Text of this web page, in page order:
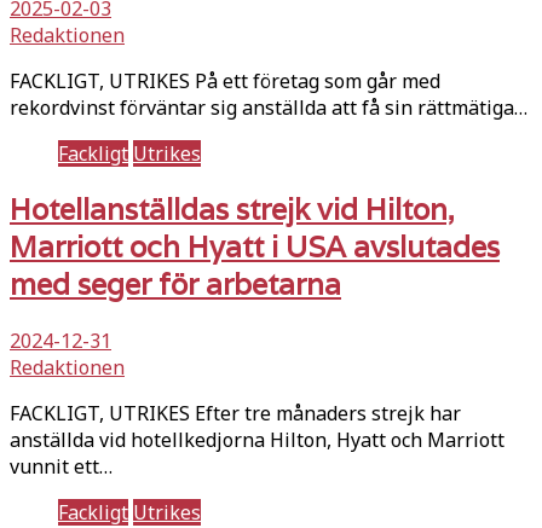
2025-02-03
Redaktionen
FACKLIGT, UTRIKES På ett företag som går med
rekordvinst förväntar sig anställda att få sin rättmätiga…
Fackligt Utrikes
Hotellanställdas strejk vid Hilton,
Marriott och Hyatt i USA avslutades
med seger för arbetarna
2024-12-31
Redaktionen
FACKLIGT, UTRIKES Efter tre månaders strejk har
anställda vid hotellkedjorna Hilton, Hyatt och Marriott
vunnit ett…
Fackligt Utrikes